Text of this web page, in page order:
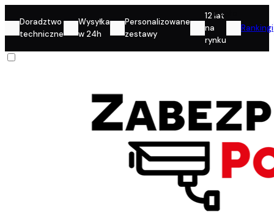
Doradztwo
techniczne
Wysyłka
w 24h
Personalizowane
zestawy
12 lat
na
rynku
Rankingi
Konto